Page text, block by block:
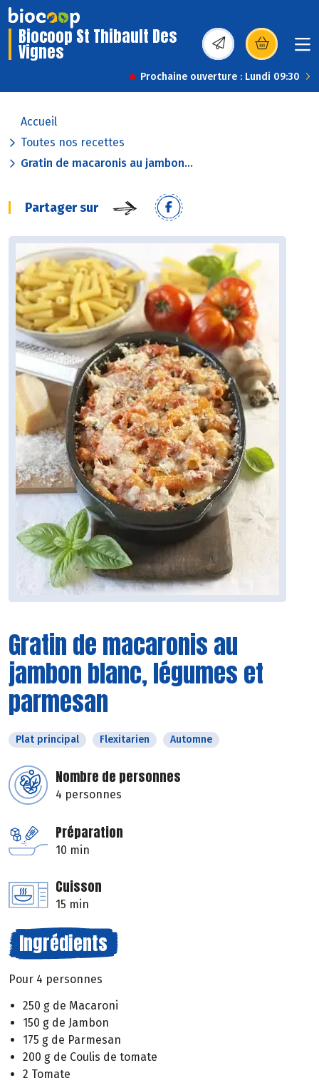
Biocoop St Thibault Des
Vignes (s’ouvre dans une
Prochaine ouverture : Lundi 09:30
Accueil
Toutes nos recettes
Gratin de macaronis au jambon...
Partager sur
Gratin de macaronis au
jambon blanc, légumes et
parmesan
Plat principal Flexitarien Automne
Nombre de personnes
4 personnes
Préparation
10 min
Cuisson
15 min
Ingrédients
Pour 4 personnes
250 g de Macaroni
150 g de Jambon
175 g de Parmesan
200 g de Coulis de tomate
2 Tomate